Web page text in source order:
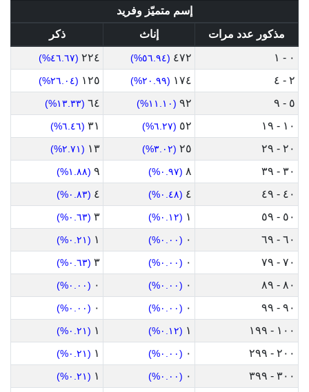
إسم متميّز وفريد
مذكور عدد مرات
إناث
ذكر
٠ - ١
٤٧٢ (٥٦.٩٤%) ٢٢٤ (٤٦.٦٧%)
٢ - ٤ ١٧٤ (٢٠.٩٩%) ١٢٥ (٢٦.٠٤%)
٥ - ٩ ٩٢ (١١.١٠%) ٦٤ (١٣.٣٣%)
١٠ - ١٩ ٥٢ (٦.٢٧%) ٣١ (٦.٤٦%)
٢٠ - ٢٩ ٢٥ (٣.٠٢%) ١٣ (٢.٧١%)
٣٠ - ٣٩ ٨ (٠.٩٧%) ٩ (١.٨٨%)
٤٠ - ٤٩ ٤ (٠.٤٨%) ٤ (٠.٨٣%)
٥٠ - ٥٩ ١ (٠.١٢%) ٣ (٠.٦٣%)
٦٠ - ٦٩ ٠ (٠.٠٠%) ١ (٠.٢١%)
٧٠ - ٧٩ ٠ (٠.٠٠%) ٣ (٠.٦٣%)
٨٠ - ٨٩ ٠ (٠.٠٠%) ٠ (٠.٠٠%)
٩٠ - ٩٩ ٠ (٠.٠٠%) ٠ (٠.٠٠%)
١٠٠ - ١٩٩ ١ (٠.١٢%) ١ (٠.٢١%)
٢٠٠ - ٢٩٩ ٠ (٠.٠٠%) ١ (٠.٢١%)
٣٠٠ - ٣٩٩ ٠ (٠.٠٠%) ١ (٠.٢١%)